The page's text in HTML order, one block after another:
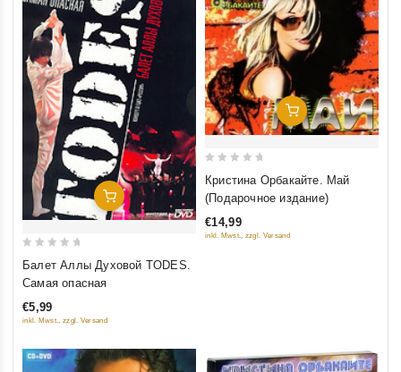
Добавить В Корзину
5
Балет Аллы Духовой TODES.
Самая опасная
€5,99
inkl. Mwst., zzgl. Versand
Добавить В Корзину
out
5
Кристина Орбакайте. Май
(Подарочное издание)
€14,99
inkl. Mwst., zzgl. Versand